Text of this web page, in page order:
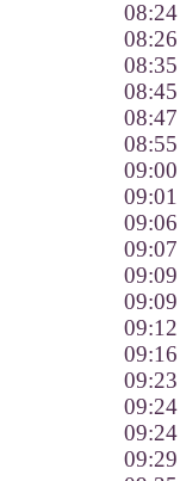
08:24
08:26
08:35
08:45
08:47
08:55
09:00
09:01
09:06
09:07
09:09
09:09
09:12
09:16
09:23
09:24
09:24
09:29